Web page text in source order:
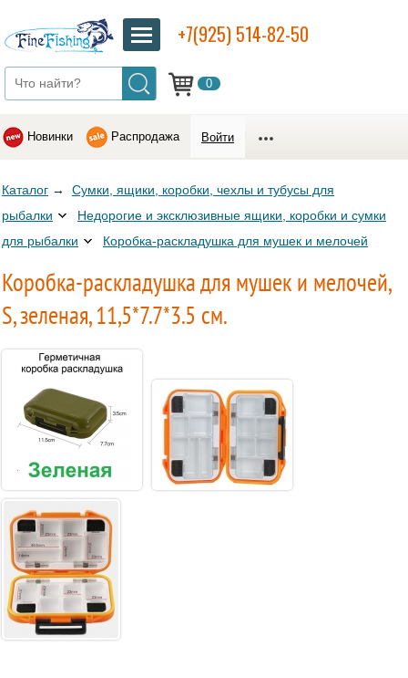
0
+7(925) 514-82-50
Новинки Распродажа Войти
Каталог →
Сумки, ящики, коробки, чехлы и тубусы для
рыбалки
Недорогие и эксклюзивные ящики, коробки и сумки
для рыбалки
Коробка-раскладушка для мушек и мелочей
Коробка-раскладушка для мушек и мелочей,
S, зеленая, 11,5*7.7*3.5 см.